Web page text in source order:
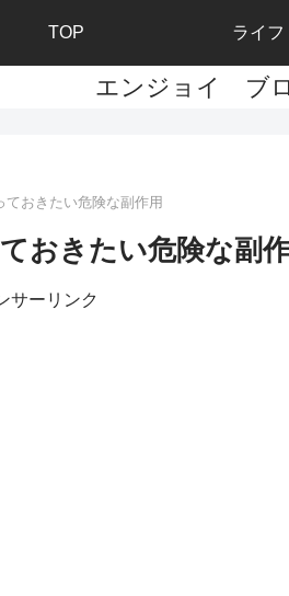
エンジョイ ブ
TOP ライフ
おきたい危険な副作用
おきたい危険な副
サーリンク